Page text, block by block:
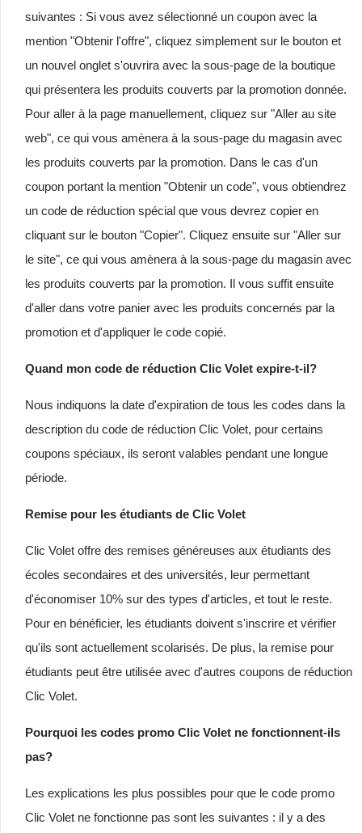
suivantes : Si vous avez sélectionné un coupon avec la
mention "Obtenir l'offre", cliquez simplement sur le bouton et
un nouvel onglet s'ouvrira avec la sous-page de la boutique
qui présentera les produits couverts par la promotion donnée.
Pour aller à la page manuellement, cliquez sur "Aller au site
web", ce qui vous amènera à la sous-page du magasin avec
les produits couverts par la promotion. Dans le cas d'un
coupon portant la mention "Obtenir un code", vous obtiendrez
un code de réduction spécial que vous devrez copier en
cliquant sur le bouton "Copier". Cliquez ensuite sur "Aller sur
le site", ce qui vous amènera à la sous-page du magasin avec
les produits couverts par la promotion. Il vous suffit ensuite
d'aller dans votre panier avec les produits concernés par la
promotion et d'appliquer le code copié.
Quand mon code de réduction Clic Volet expire-t-il?
Nous indiquons la date d'expiration de tous les codes dans la
description du code de réduction Clic Volet, pour certains
coupons spéciaux, ils seront valables pendant une longue
période.
Remise pour les étudiants de Clic Volet
Clic Volet offre des remises généreuses aux étudiants des
écoles secondaires et des universités, leur permettant
d'économiser 10% sur des types d'articles, et tout le reste.
Pour en bénéficier, les étudiants doivent s'inscrire et vérifier
qu'ils sont actuellement scolarisés. De plus, la remise pour
étudiants peut être utilisée avec d'autres coupons de réduction
Clic Volet.
Pourquoi les codes promo Clic Volet ne fonctionnent-ils
pas?
Les explications les plus possibles pour que le code promo
Clic Volet ne fonctionne pas sont les suivantes : il y a des